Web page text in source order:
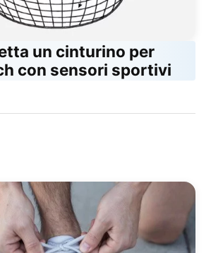
un cinturino per
con sensori sportivi